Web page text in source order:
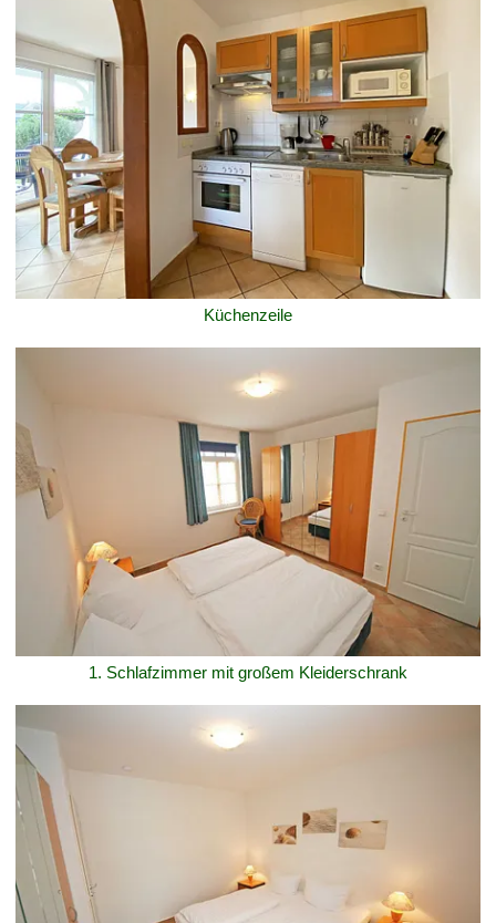
Küchenzeile
1. Schlafzimmer mit großem Kleiderschrank